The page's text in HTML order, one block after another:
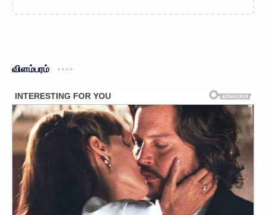
விளம்பரம்